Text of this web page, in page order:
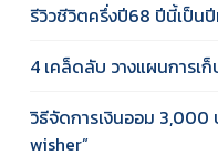
รีวิวชีวิตครึ่งปี68 ปีนี้เป็น
4 เคล็ดลับ วางแผนการเก็
วิธีจัดการเงินออม 3,000
wisher”